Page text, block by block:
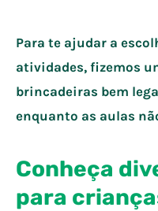
Para te ajudar a
atividades, fizemos
brincadeiras bem
enquanto as aulas
Conheça
para